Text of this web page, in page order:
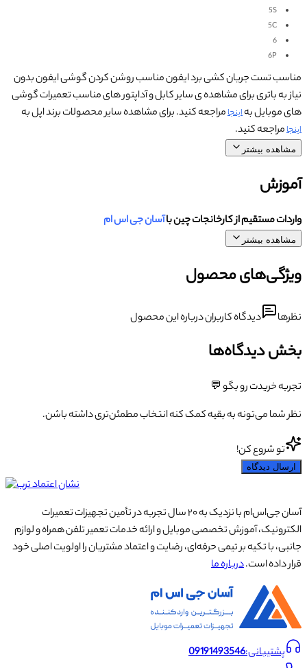
5S
5C
6
6P
مناسب تست جریان کشی برد ایفون مناسب روشن کردن گوشی ایفون بدون
نیاز به باتری برای مشاهده ی سایر کابل و آداپتور های مناسب تعمیرات گوشی
های موبایل بهاینجامراجعه کنید. برای مشاهده سایر محصولات برند اپل به
اینجامراجعه کنید.
مشاهده بیشتر
آموزش
واردات مستقیم از کارخانجات چین باآسان جی اس ام
مشاهده بیشتر
ویژگی‌های محصول
نظرها دیدگاه کاربران درباره این محصول
بخش دیدگاه‌ها
تجربه خریدت رو بگو 💬
نظر شما می‌تونه به بقیه کمک کنه انتخاب مطمئن‌تری داشته باشن.
تو شروع کن!
ارسال دیدگاه
آسان جی‌اس‌ام با نزدیک به ۲۰ سال تجربه در تأمین تجهیزات تعمیرات
الکترونیک، آموزش تخصصی موبایل و ارائه خدمات تعمیر تلفن همراه و لوازم
جانبی، با تکیه بر تیمی حرفه‌ای، رضایت و اعتماد مشتریان را اولویت اصلی خود
قرار داده است.درباره ما
پشتیبانی:09191493546